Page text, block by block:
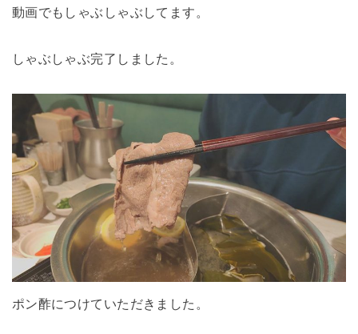
動画でもしゃぶしゃぶしてます。
しゃぶしゃぶ完了しました。
ポン酢につけていただきました。